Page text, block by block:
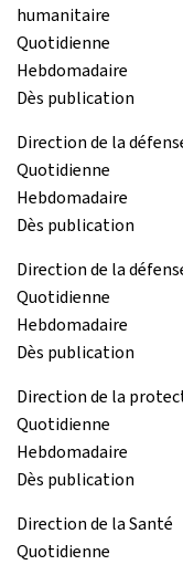
humanitaire
Quotidienne
Hebdomadaire
Dès publication
Direction de la
Quotidienne
Hebdomadaire
Dès publication
Direction de la
Quotidienne
Hebdomadaire
Dès publication
Direction de la
Quotidienne
Hebdomadaire
Dès publication
Direction de la Santé
Quotidienne